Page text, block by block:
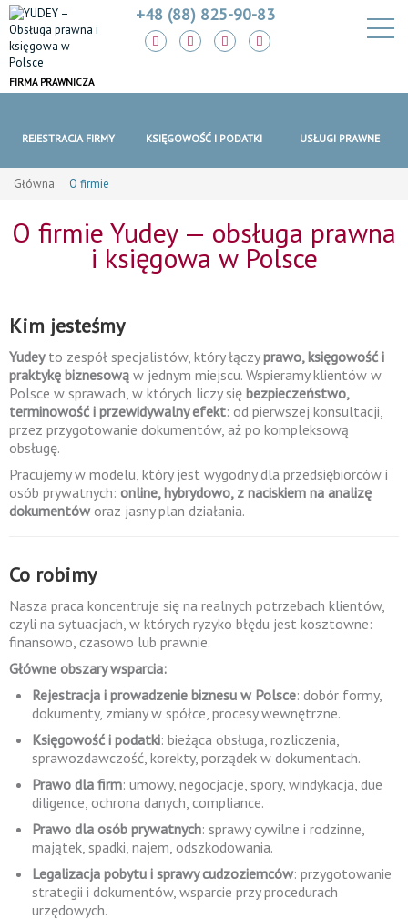
FIRMA PRAWNICZA
+48 (88) 825-90-83
REJESTRACJA FIRMY KSIĘGOWOŚĆ I PODATKI USŁUGI PRAWNE
Główna O firmie
O firmie Yudey — obsługa prawna
i księgowa w Polsce
Kim jesteśmy
Yudeyto zespół specjalistów, który łączyprawo, księgowość i
praktykę biznesową w jednym miejscu. Wspieramy klientów w
Polsce w sprawach, w których liczy się bezpieczeństwo,
terminowość i przewidywalny efekt: od pierwszej konsultacji,
przez przygotowanie dokumentów, aż po kompleksową
obsługę.
Pracujemy w modelu, który jest wygodny dla przedsiębiorców i
osób prywatnych: online, hybrydowo, z naciskiem na analizę
dokumentóworaz jasny plan działania.
Co robimy
Nasza praca koncentruje się na realnych potrzebach klientów,
czyli na sytuacjach, w których ryzyko błędu jest kosztowne:
finansowo, czasowo lub prawnie.
Główne obszary wsparcia:
Rejestracja i prowadzenie biznesu w Polsce: dobór formy,
dokumenty, zmiany w spółce, procesy wewnętrzne.
Księgowość i podatki: bieżąca obsługa, rozliczenia,
sprawozdawczość, korekty, porządek w dokumentach.
Prawo dla firm: umowy, negocjacje, spory, windykacja, due
diligence, ochrona danych, compliance.
Prawo dla osób prywatnych: sprawy cywilne i rodzinne,
majątek, spadki, najem, odszkodowania.
Legalizacja pobytu i sprawy cudzoziemców: przygotowanie
strategii i dokumentów, wsparcie przy procedurach
urzędowych.